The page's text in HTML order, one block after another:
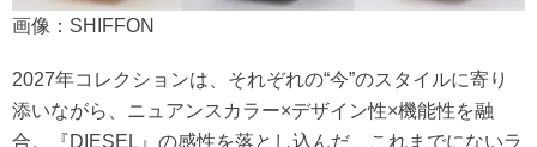
画像：SHIFFON
2027年コレクションは、それぞれの“今”のスタイルに寄り
添いながら、ニュアンスカラー×デザイン性×機能性を融
合。『DIESEL』の感性を落とし込んだ、これまでにないラ